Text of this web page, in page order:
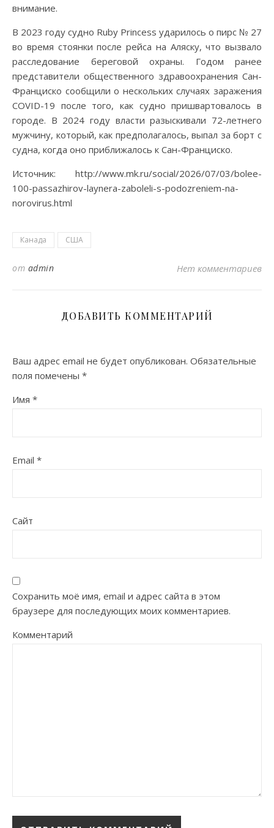
внимание.
В 2023 году судно Ruby Princess ударилось о пирс № 27
во время стоянки после рейса на Аляску, что вызвало
расследование береговой охраны. Годом ранее
представители общественного здравоохранения Сан-
Франциско сообщили о нескольких случаях заражения
COVID-19 после того, как судно пришвартовалось в
городе. В 2024 году власти разыскивали 72-летнего
мужчину, который, как предполагалось, выпал за борт с
судна, когда оно приближалось к Сан-Франциско.
Источник: http://www.mk.ru/social/2026/07/03/bolee-
100-passazhirov-laynera-zaboleli-s-podozreniem-na-
norovirus.html
Канада США
от admin Нет комментариев
ДОБАВИТЬ КОММЕНТАРИЙ
Ваш адрес email не будет опубликован. Обязательные
поля помечены *
Имя *
Email *
Сайт
Сохранить моё имя, email и адрес сайта в этом
браузере для последующих моих комментариев.
Комментарий